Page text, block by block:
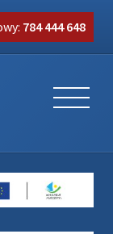
784 444 648